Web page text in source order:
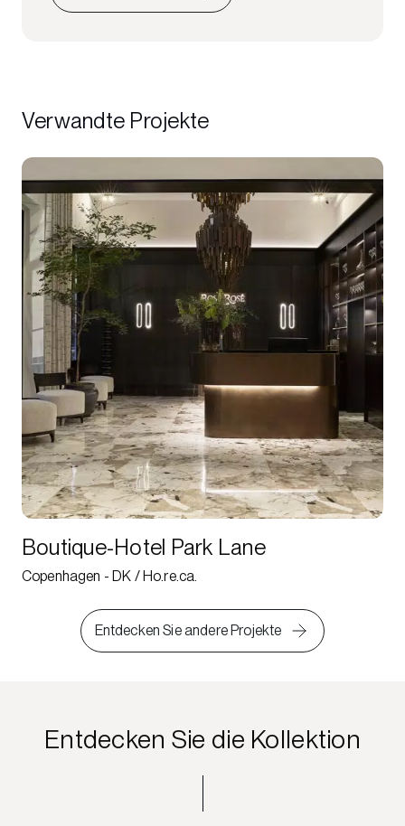
Verwandte Projekte
Boutique-Hotel Park Lane
Copenhagen - DK / Ho.re.ca.
Entdecken Sie andere Projekte
Entdecken Sie die Kollektion